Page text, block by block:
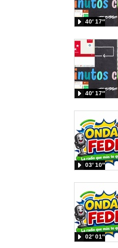
40′ 17″
40′ 17″
03′ 10″
02′ 01″